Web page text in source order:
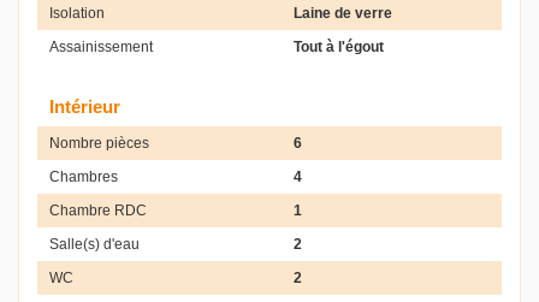
Isolation
Laine de verre
Assainissement
Tout à l'égout
Intérieur
Nombre pièces
6
Chambres
4
Chambre RDC
1
Salle(s) d'eau
2
WC
2